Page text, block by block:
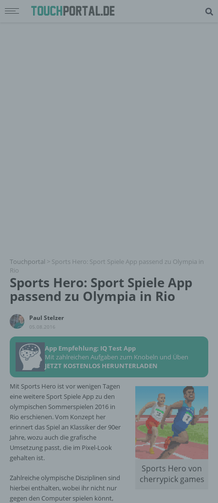
Touchportal > Sports Hero: Sport Spiele App passend zu Olympia in
Rio
Sports Hero: Sport Spiele App
passend zu Olympia in Rio
Paul Stelzer
05.08.2016
App Empfehlung: IQ Test App
Mit zahlreichen Aufgaben zum Knobeln und Üben
JETZT KOSTENLOS HERUNTERLADEN
Sports Hero von
cherrypick games
Mit Sports Hero ist vor wenigen Tagen
eine weitere Sport Spiele App zu den
olympischen Sommerspielen 2016 in
Rio erschienen. Vom Konzept her
erinnert das Spiel an Klassiker der 90er
Jahre, wozu auch die grafische
Umsetzung passt, die im Pixel-Look
gehalten ist.
Zahlreiche olympische Disziplinen sind
hierbei enthalten, wobei ihr nicht nur
gegen den Computer spielen könnt,